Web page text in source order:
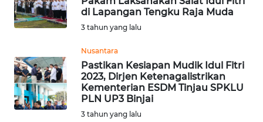
di Lapangan Tengku Raja Muda
3 tahun yang lalu
Nusantara
Pastikan Kesiapan Mudik Idul Fitri
2023, Dirjen Ketenagalistrikan
Kementerian ESDM Tinjau SPKLU
PLN UP3 Binjai
3 tahun yang lalu
WN
PRIANGAN
WN
SEMARANG